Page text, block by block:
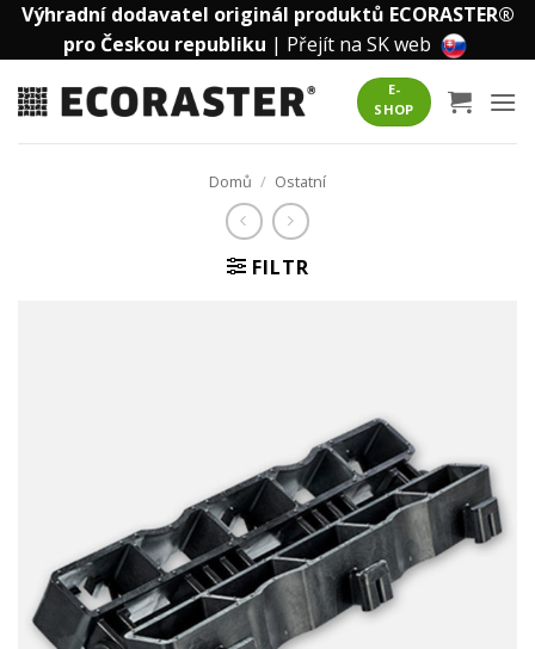
Přeskočit
Výhradní dodavatel originál produktů ECORASTER®
pro Českou republiku | Přejít na SK web
E-
SHOP
Domů / Ostatní
FILTR